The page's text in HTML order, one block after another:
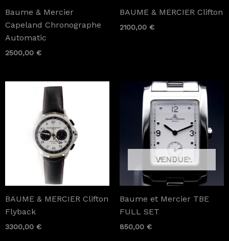
Baume & Mercier
Capeland Chronographe
Automatic
2500,00 €
BAUME & MERCIER Clifton
2100,00 €
BAUME & MERCIER Clifton
Flyback
3300,00 €
Baume et Mercier TBE
FULL SET
850,00 €